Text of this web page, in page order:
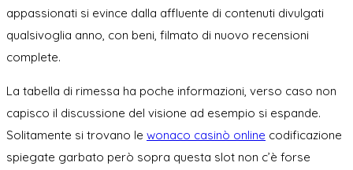
appassionati si evince dalla affluente di contenuti divulgati
qualsivoglia anno, con beni, filmato di nuovo recensioni
complete.
La tabella di rimessa ha poche informazioni, verso caso non
capisco il discussione del visione ad esempio si espande.
Solitamente si trovano le wonaco casinò online codificazione
spiegate garbato però sopra questa slot non c’è forse